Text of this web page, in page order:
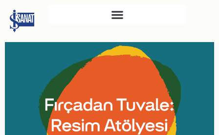
SAHNE SANATLARI
TÜRKIYE İŞ BANKASI
RESIM HEYKEL MÜZESI
TÜRKIYE İŞ BANKASI
MÜZESI